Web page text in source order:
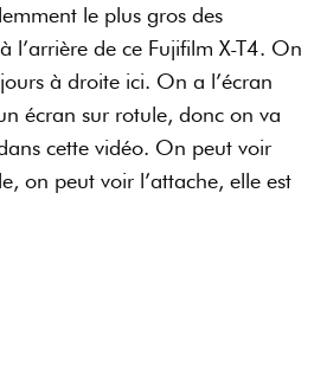
le plus gros des
l’arrière de ce Fujifilm X-T4. On
à droite ici. On a l’écran
écran sur rotule, donc on va
cette vidéo. On peut voir
on peut voir l’attache, elle est